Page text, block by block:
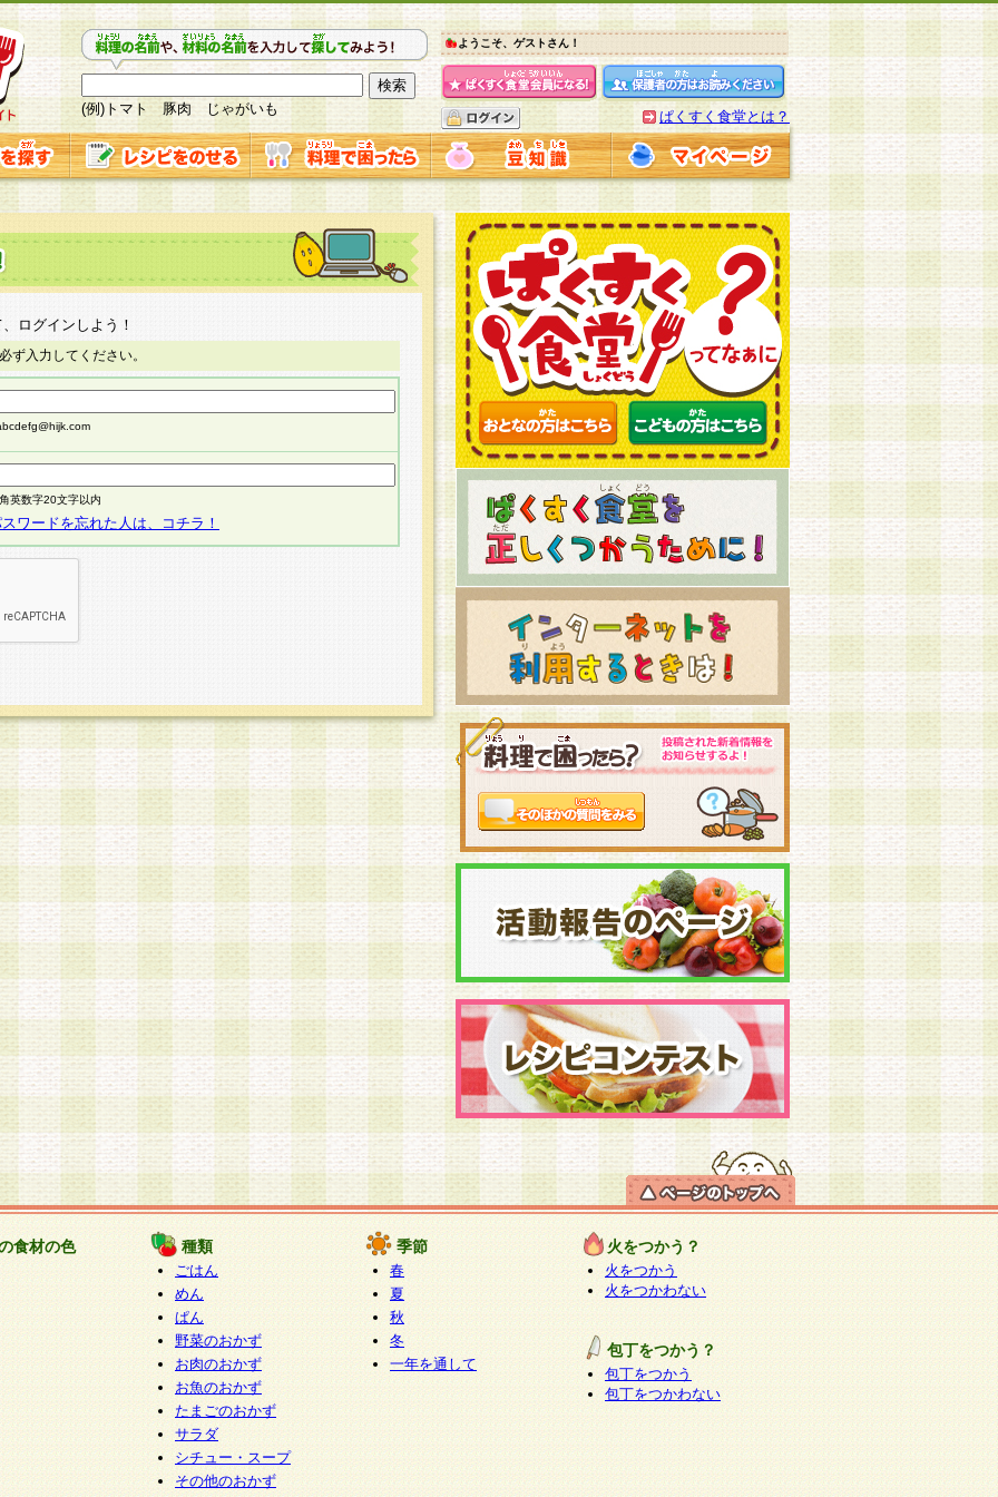
(例)トマト 豚肉 じゃがいも
ようこそ、ゲストさん！
ぱくすく食堂とは？
ログインしよう！
ず入力してください。
英数字20文字以内
ワードを忘れた人は、コチラ！
食材の色 種類
ごはん
めん
ぱん
野菜のおかず
お肉のおかず
お魚のおかず
たまごのおかず
サラダ
シチュー・スープ
その他のおかず
季節
春
夏
秋
冬
一年を通して
火をつかう？
火をつかう
火をつかわない
包丁をつかう？
包丁をつかう
包丁をつかわない